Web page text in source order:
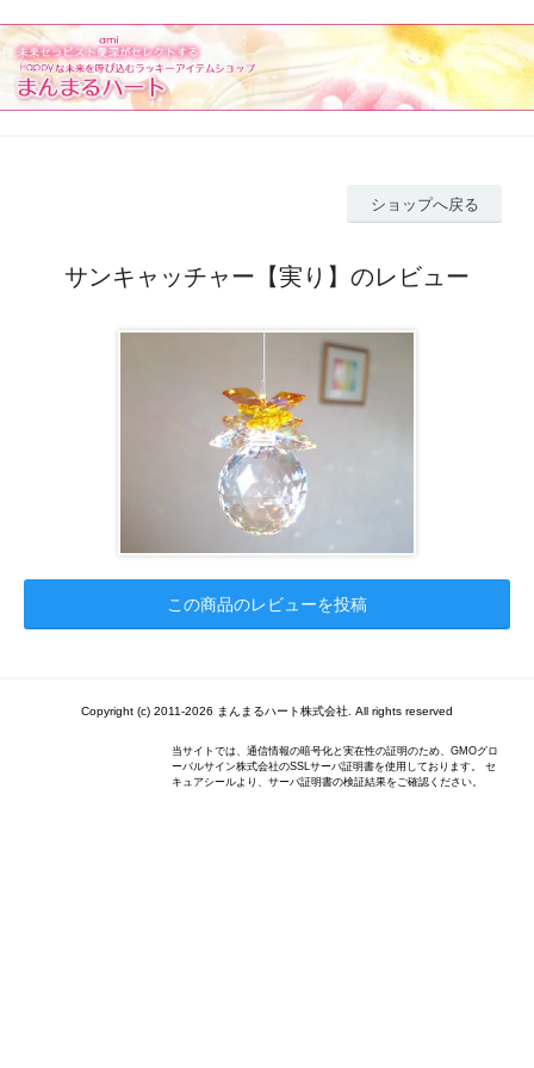
ショップへ戻る
サンキャッチャー【実り】のレビュー
この商品のレビューを投稿
Copyright (c) 2011-2026 まんまるハート株式会社. All rights reserved
当サイトでは、通信情報の暗号化と実在性の証明のため、GMOグロ
ーバルサイン株式会社のSSLサーバ証明書を使用しております。 セ
キュアシールより、サーバ証明書の検証結果をご確認ください。